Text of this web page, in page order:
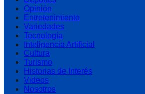
Opinión
Entretenimiento
Variedades
Tecnología
Inteligencia Artificial
Cultura
Turismo
Historias de Interés
Videos
Nosotros